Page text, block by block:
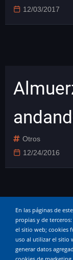
En las páginas de
propias y de
el sitio web; cookies
uso al utilizar el sitio
generar datos
12/03/2017
Otros
12/24/2016